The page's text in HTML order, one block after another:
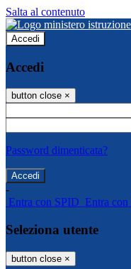
Salta al contenuto
Accedi
Accedi
button close ×
Password dimenticata?
-
Entra con SPID Entra
Seleziona utente
button close ×